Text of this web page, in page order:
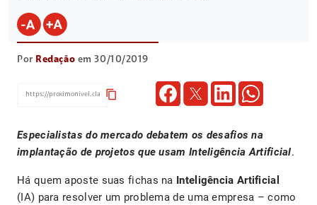
Por Redação em 30/10/2019
content_copy
Especialistas do mercado debatem os desafios na
implantação de projetos que usam Inteligência Artificial.
Há quem aposte suas fichas na Inteligência Artificial
(IA) para resolver um problema de uma empresa – como